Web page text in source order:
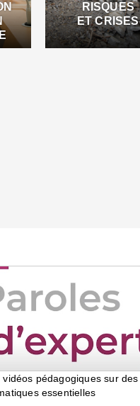
RISQUES
ET CRISES
vidéos pédagogiques sur des
essentielles